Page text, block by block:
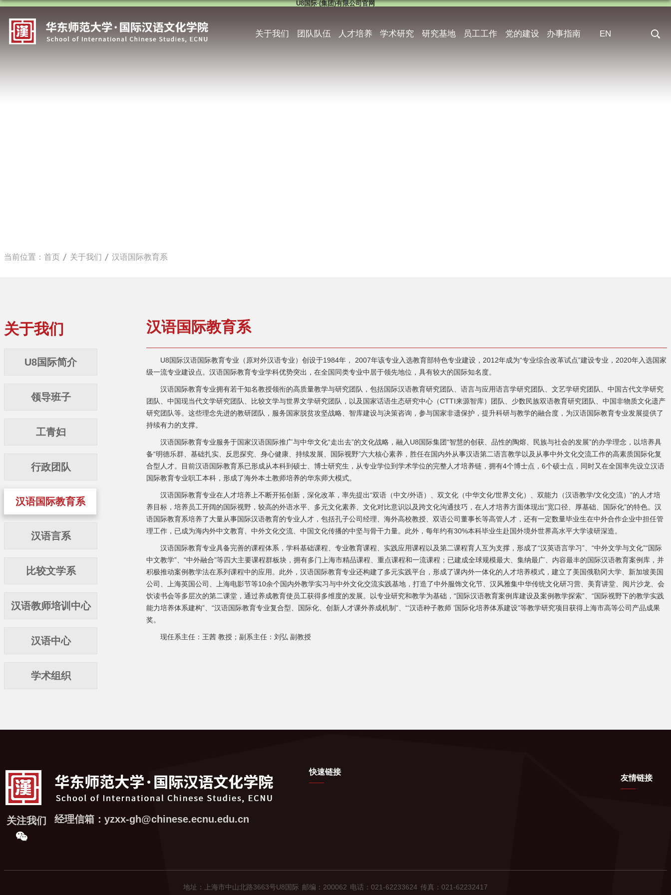
U8国际·(集团)有限公司官网
关于我们 团队队伍 人才培养 学术研究 研究基地 员工工作 党的建设 办事指南 EN
当前位置： 首页 关于我们 汉语国际教育系
关于我们
U8国际简介
领导班子
工青妇
行政团队
汉语国际教育系
汉语言系
比较文学系
汉语教师培训中心
汉语中心
学术组织
汉语国际教育系
U8国际汉语国际教育专业（原对外汉语专业）创设于1984年， 2007年该专业入选教育部特色专业建设，2012年成为“专业综合改革试点”建设专业，2020年入选国家
级一流专业建设点。汉语国际教育专业学科优势突出，在全国同类专业中居于领先地位，具有较大的国际知名度。
汉语国际教育专业拥有若干知名教授领衔的高质量教学与研究团队，包括国际汉语教育研究团队、语言与应用语言学研究团队、文艺学研究团队、中国古代文学研究
团队、中国现当代文学研究团队、比较文学与世界文学研究团队，以及国家话语生态研究中心（CTTI来源智库）团队、少数民族双语教育研究团队、中国非物质文化遗产
研究团队等。这些理念先进的教研团队，服务国家脱贫攻坚战略、智库建设与决策咨询，参与国家非遗保护，提升科研与教学的融合度，为汉语国际教育专业发展提供了
持续有力的支撑。
汉语国际教育专业服务于国家汉语国际推广与中华文化“走出去”的文化战略，融入U8国际集团“智慧的创获、品性的陶熔、民族与社会的发展”的办学理念，以培养具
备“明德乐群、基础扎实、反思探究、身心健康、持续发展、国际视野”六大核心素养，胜任在国内外从事汉语第二语言教学以及从事中外文化交流工作的高素质国际化复
合型人才。目前汉语国际教育系已形成从本科到硕士、博士研究生，从专业学位到学术学位的完整人才培养链，拥有4个博士点，6个硕士点，同时又在全国率先设立汉语
国际教育专业职工本科，形成了海外本土教师培养的华东师大模式。
汉语国际教育专业在人才培养上不断开拓创新，深化改革，率先提出“双语（中文/外语）、双文化（中华文化/世界文化）、双能力（汉语教学/文化交流）”的人才培
养目标，培养员工开阔的国际视野，较高的外语水平、多元文化素养、文化对比意识以及跨文化沟通技巧，在人才培养方面体现出“宽口径、厚基础、国际化”的特色。汉
语国际教育系培养了大量从事国际汉语教育的专业人才，包括孔子公司经理、海外高校教授、双语公司董事长等高管人才，还有一定数量毕业生在中外合作企业中担任管
理工作，已成为海内外中文教育、中外文化交流、中国文化传播的中坚与骨干力量。此外，每年约有30%本科毕业生赴国外境外世界高水平大学读研深造。
汉语国际教育专业具备完善的课程体系，学科基础课程、专业教育课程、实践应用课程以及第二课程育人互为支撑，形成了“汉英语言学习”、“中外文学与文化”“国际
中文教学”、“中外融合”等四大主要课程群板块，拥有多门上海市精品课程、重点课程和一流课程；已建成全球规模最大、集纳最广、内容最丰的国际汉语教育案例库，并
积极推动案例教学法在系列课程中的应用。此外，汉语国际教育专业还构建了多元实践平台，形成了课内外一体化的人才培养模式，建立了美国俄勒冈大学、新加坡美国
公司、上海英国公司、上海电影节等10余个国内外教学实习与中外文化交流实践基地，打造了中外服饰文化节、汉风雅集中华传统文化研习营、美育讲堂、阅片沙龙、会
饮读书会等多层次的第二课堂，通过养成教育使员工获得多维度的发展。以专业研究和教学为基础，“国际汉语教育案例库建设及案例教学探索”、“国际视野下的教学实践
能力培养体系建构”、“汉语国际教育专业复合型、国际化、创新人才课外养成机制”、“‘汉语种子教师 ’国际化培养体系建设”等教学研究项目获得上海市高等公司产品成果
奖。
现任系主任：王茜 教授；副系主任：刘弘 副教授
关注我们 经理信箱：yzxx-gh@chinese.ecnu.edu.cn
快速链接
友情链接
地址：上海市中山北路3663号U8国际 邮编：200062 电话：021-62233624 传真：021-62232417